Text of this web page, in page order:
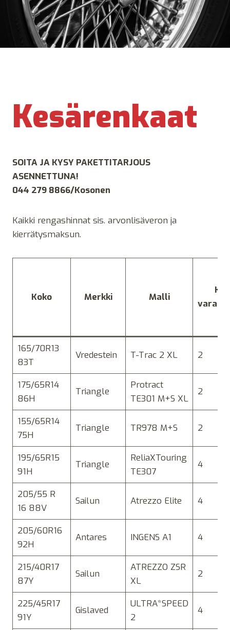
Kesärenkaat
SOITA JA KYSY PAKETTITARJOUS
ASENNETTUNA!
044 279 8866/Kosonen
Kaikki rengashinnat sis. arvonlisäveron ja
kierrätysmaksun.
Koko Merkki Malli
Kpl
165/70R13
83T
Vredestein T-Trac 2 XL 2
175/65R14
86H
Triangle
Protract
TE301 M+S XL
2
155/65R14
75H
Triangle TR978 M+S 2
195/65R15
91H
Triangle
ReliaXTouring
TE307
4
205/55 R
16 88V
Sailun Atrezzo Elite 4
205/60R16
92H
Antares INGENS A1 4
215/40R17
87Y
Sailun
ATREZZO ZSR
XL
2
225/45R17
91Y
Gislaved
ULTRA*SPEED
2
4